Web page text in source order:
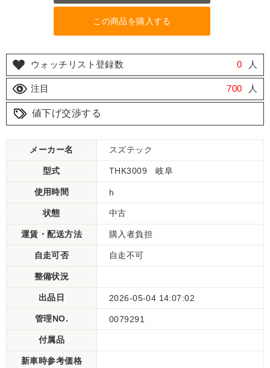
この商品を購入する
ウォッチリスト登録数 0 人
注目 700 人
値下げ交渉する
メーカー名 スズテック
型式 THK3009 岐阜
使用時間 h
状態 中古
運賃・配送方法 購入者負担
自走可否 自走不可
整備状況
出品日 2026-05-04 14:07:02
管理NO. 0079291
付属品
新車時参考価格